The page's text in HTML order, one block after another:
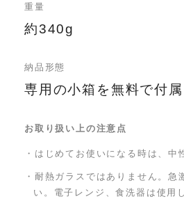
重量
約340g
納品形態
専用の小箱を無料で付属
お取り扱い上の注意点
・はじめてお使いになる時は、
・耐熱ガラスではありません。
い。電子レンジ、食洗器は使用